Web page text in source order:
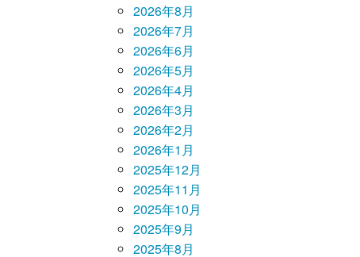
2026年8月
2026年7月
2026年6月
2026年5月
2026年4月
2026年3月
2026年2月
2026年1月
2025年12月
2025年11月
2025年10月
2025年9月
2025年8月